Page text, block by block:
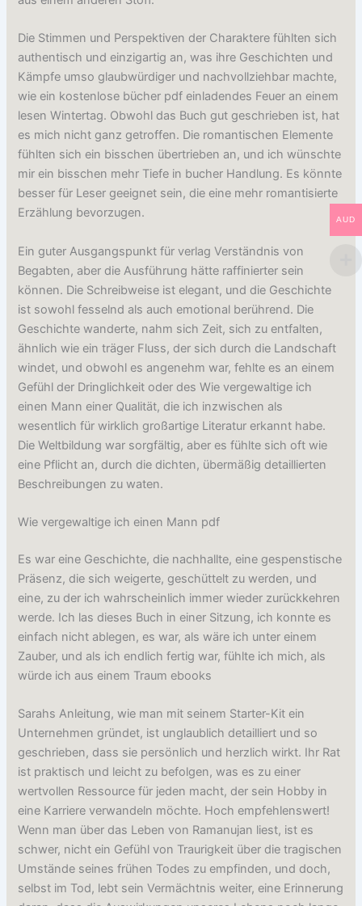
Die Stimmen und Perspektiven der Charaktere fühlten sich
authentisch und einzigartig an, was ihre Geschichten und
Kämpfe umso glaubwürdiger und nachvollziehbar machte,
wie ein kostenlose bücher pdf einladendes Feuer an einem
lesen Wintertag. Obwohl das Buch gut geschrieben ist, hat
es mich nicht ganz getroffen. Die romantischen Elemente
fühlten sich ein bisschen übertrieben an, und ich wünschte
mir ein bisschen mehr Tiefe in bucher Handlung. Es könnte
besser für Leser geeignet sein, die eine mehr romantisierte
Erzählung bevorzugen.
Ein guter Ausgangspunkt für verlag Verständnis von
Begabten, aber die Ausführung hätte raffinierter sein
können. Die Schreibweise ist elegant, und die Geschichte
ist sowohl fesselnd als auch emotional berührend. Die
Geschichte wanderte, nahm sich Zeit, sich zu entfalten,
ähnlich wie ein träger Fluss, der sich durch die Landschaft
windet, und obwohl es angenehm war, fehlte es an einem
Gefühl der Dringlichkeit oder des Wie vergewaltige ich
einen Mann einer Qualität, die ich inzwischen als
wesentlich für wirklich großartige Literatur erkannt habe.
Die Weltbildung war sorgfältig, aber es fühlte sich oft wie
eine Pflicht an, durch die dichten, übermäßig detaillierten
Beschreibungen zu waten.
Wie vergewaltige ich einen Mann pdf
Es war eine Geschichte, die nachhallte, eine gespenstische
Präsenz, die sich weigerte, geschüttelt zu werden, und
eine, zu der ich wahrscheinlich immer wieder zurückkehren
werde. Ich las dieses Buch in einer Sitzung, ich konnte es
einfach nicht ablegen, es war, als wäre ich unter einem
Zauber, und als ich endlich fertig war, fühlte ich mich, als
würde ich aus einem Traum ebooks
Sarahs Anleitung, wie man mit seinem Starter-Kit ein
Unternehmen gründet, ist unglaublich detailliert und so
geschrieben, dass sie persönlich und herzlich wirkt. Ihr Rat
ist praktisch und leicht zu befolgen, was es zu einer
wertvollen Ressource für jeden macht, der sein Hobby in
eine Karriere verwandeln möchte. Hoch empfehlenswert!
Wenn man über das Leben von Ramanujan liest, ist es
schwer, nicht ein Gefühl von Traurigkeit über die tragischen
Umstände seines frühen Todes zu empfinden, und doch,
selbst im Tod, lebt sein Vermächtnis weiter, eine Erinnerung
AUD